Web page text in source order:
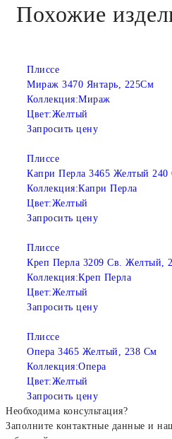
Похожие
Плиссе
Мираж 3470 Янтарь, 225См
Коллекция:Мираж
Цвет:Желтый
Запросить цену
Плиссе
Капри Перла 3465 Желтый
Коллекция:Капри Перла
Цвет:Желтый
Запросить цену
Плиссе
Креп Перла 3209 Св. Желтый,
Коллекция:Креп Перла
Цвет:Желтый
Запросить цену
Плиссе
Опера 3465 Желтый, 238 См
Коллекция:Опера
Цвет:Желтый
Запросить цену
Необходима консультация?
Заполните контактные данные и